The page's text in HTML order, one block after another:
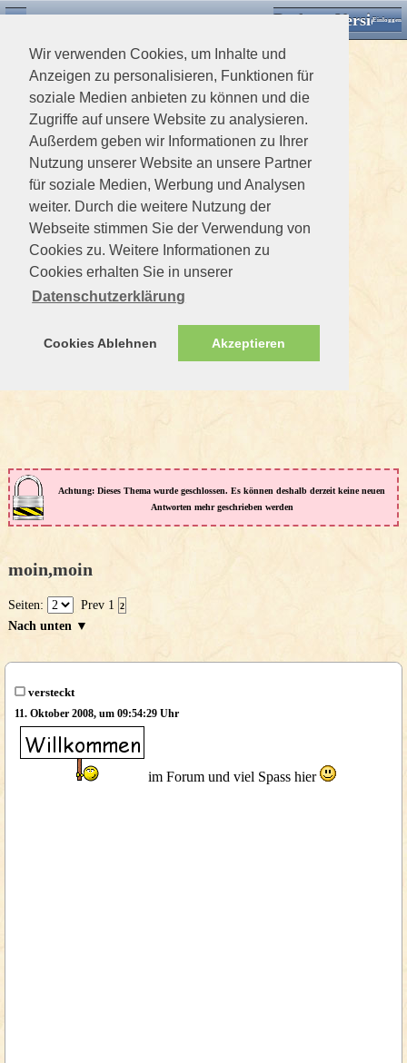
Wir verwenden Cookies, um Inhalte und
Anzeigen zu personalisieren, Funktionen für
soziale Medien anbieten zu können und die
Zugriffe auf unsere Website zu analysieren.
Außerdem geben wir Informationen zu Ihrer
Nutzung unserer Website an unsere Partner
für soziale Medien, Werbung und Analysen
weiter. Durch die weitere Nutzung der
Webseite stimmen Sie der Verwendung von
Cookies zu. Weitere Informationen zu
Cookies erhalten Sie in unserer
Datenschutzerklärung
Cookies Ablehnen Akzeptieren
Desktop VersionEinloggen
Achtung: Dieses Thema wurde geschlossen. Es können deshalb derzeit keine neuen
Antworten mehr geschrieben werden
moin,moin
Seiten: Prev 1 2
Nach unten ▼
versteckt
11. Oktober 2008, um 09:54:29 Uhr
im Forum und viel Spass hier